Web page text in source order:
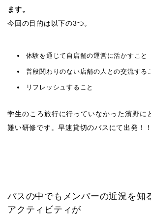
ます。
今回の目的は以下の3つ。
体験を通じて自店舗の運営に活かすこと
普段関わりのない店舗の人との交流する
リフレッシュすること
学生のころ旅行に行っていなかった濱野に
難い研修です。早速貸切のバスにて出発！！
バスの中でもメンバーの近況を知
アクティビティが